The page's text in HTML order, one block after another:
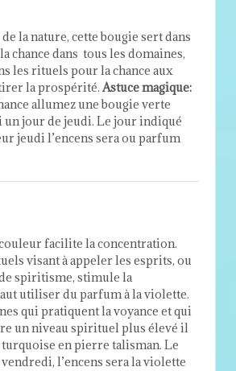
la nature, cette bougie sert dans
chance dans tous les domaines,
les rituels pour la chance aux
la prospérité. Astuce magique:
allumez une bougie verte
un jour de jeudi. Le jour indiqué
jeudi l’encens sera ou parfum
facilite la concentration.
visant à appeler les esprits, ou
spiritisme, stimule la
utiliser du parfum à la violette.
qui pratiquent la voyance et qui
un niveau spirituel plus élevé il
en pierre talisman. Le
l’encens sera la violette